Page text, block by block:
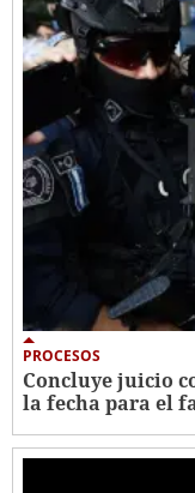
PROCESOS
Concluye juicio
la fecha para el